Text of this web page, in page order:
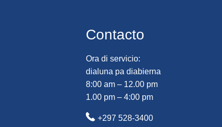
Contacto
Ora di servicio:
dialuna pa diabierna
8:00 am – 12.00 pm
1.00 pm – 4:00 pm
+297 528-3400